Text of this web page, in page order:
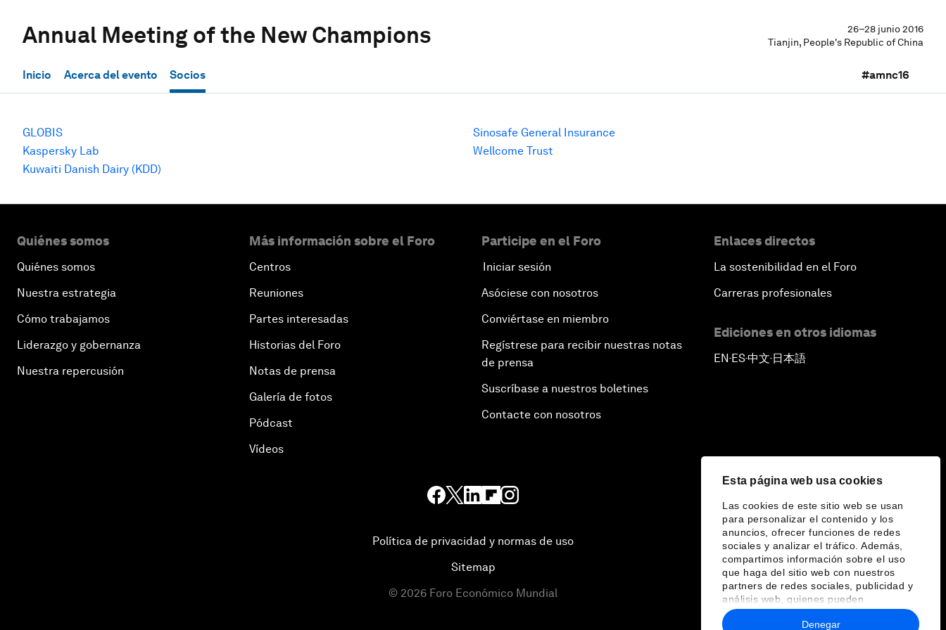
Esta página web usa cookies
Las cookies de este sitio web se usan
para personalizar el contenido y los
anuncios, ofrecer funciones de redes
sociales y analizar el tráfico. Además,
compartimos información sobre el uso
que haga del sitio web con nuestros
partners de redes sociales, publicidad y
análisis web, quienes pueden
combinarla con otra información que les
haya proporcionado o que hayan
Denegar
Annual Meeting of the New Champions
26–28 junio 2016
Tianjin, People's Republic of China
Inicio Acerca del evento Socios #amnc16
GLOBIS
Kaspersky Lab
Kuwaiti Danish Dairy (KDD)
Sinosafe General Insurance
Wellcome Trust
Quiénes somos
Quiénes somos
Nuestra estrategia
Cómo trabajamos
Liderazgo y gobernanza
Nuestra repercusión
Más información sobre el Foro
Centros
Reuniones
Partes interesadas
Historias del Foro
Notas de prensa
Galería de fotos
Pódcast
Vídeos
Participe en el Foro
Iniciar sesión
Asóciese con nosotros
Conviértase en miembro
Regístrese para recibir nuestras notas
de prensa
Suscríbase a nuestros boletines
Contacte con nosotros
Enlaces directos
La sostenibilidad en el Foro
Carreras profesionales
Ediciones en otros idiomas
EN▪ES▪中文▪ 日本語
Política de privacidad y normas de uso
Sitemap
© 2026 Foro Económico Mundial